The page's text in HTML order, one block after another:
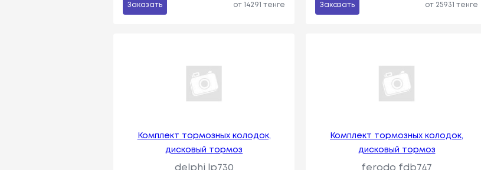
Заказать от 14291 тенге Заказать от 25931 тенге
Комплект тормозных колодок,
дисковый тормоз
delphi lp730
Комплект тормозных колодок,
дисковый тормоз
ferodo fdb747